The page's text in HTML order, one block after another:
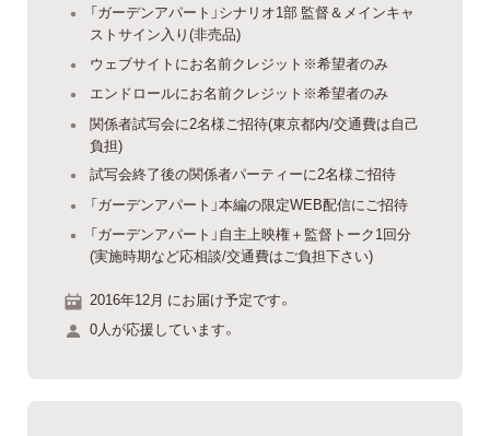
「ガーデンアパート」シナリオ1部 監督＆メインキャ
ストサイン入り(非売品)
ウェブサイトにお名前クレジット※希望者のみ
エンドロールにお名前クレジット※希望者のみ
関係者試写会に2名様ご招待(東京都内/交通費は自己
負担)
試写会終了後の関係者パーティーに2名様ご招待
「ガーデンアパート」本編の限定WEB配信にご招待
「ガーデンアパート」自主上映権＋監督トーク1回分
(実施時期など応相談/交通費はご負担下さい)
2016年12月 にお届け予定です。
0人が応援しています。